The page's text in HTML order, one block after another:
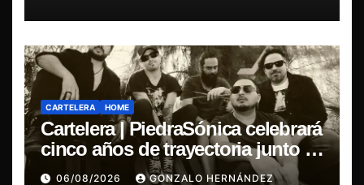
CARTELERA HOME
Cartelera | PiedraSónica celebrará
cinco años de trayectoria junto a
The Ganjas en el Bar de René
06/08/2026 GONZALO HERNÁNDEZ